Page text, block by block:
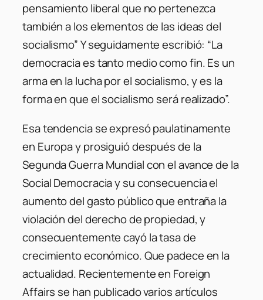
pensamiento liberal que no pertenezca
también a los elementos de las ideas del
socialismo” Y seguidamente escribió: “La
democracia es tanto medio como fin. Es un
arma en la lucha por el socialismo, y es la
forma en que el socialismo será realizado”.
Esa tendencia se expresó paulatinamente
en Europa y prosiguió después de la
Segunda Guerra Mundial con el avance de la
Social Democracia y su consecuencia el
aumento del gasto público que entraña la
violación del derecho de propiedad, y
consecuentemente cayó la tasa de
crecimiento económico. Que padece en la
actualidad. Recientemente en Foreign
Affairs se han publicado varios artículos